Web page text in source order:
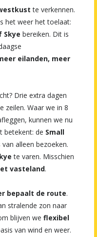
te verkennen.
het weer het toelaat:
Skye bereiken. Dit is
eilanden, meer
Drie extra dagen
zeilen. Waar we in 8
kunnen we nu
betekent: de Small
alleen bezoeken.
te varen. Misschien
vasteland.
bepaalt de route.
stralende zon naar
blijven we flexibel
van wind en weer.